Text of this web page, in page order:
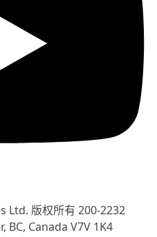
Ltd. 版权所有 200-2232
BC, Canada V7V 1K4